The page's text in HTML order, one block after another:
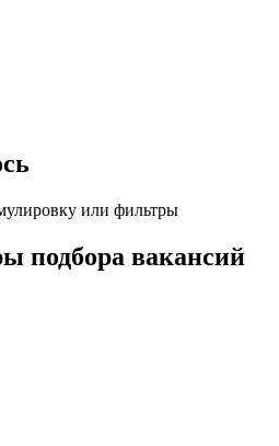
или фильтры
подбора вакансий